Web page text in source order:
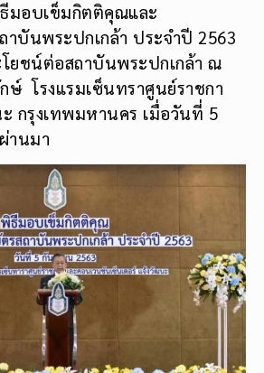
มอบเข็มกิตติคุณและ
าบันพระปกเกล้า ประจำปี 2563
ยชน์ต่อสถาบันพระปกเกล้า ณ
ษ์ โรงแรมเซ็นทราศูนย์ราชกา
กรุงเทพมหานคร เมื่อวันที่ 5
านมา